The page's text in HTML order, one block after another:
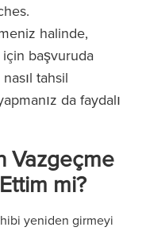
halinde,
için başvuruda
tahsil
da faydalı
Vazgeçme
mi?
yeniden girmeyi